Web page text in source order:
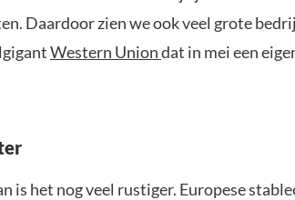
Daardoor zien we ook veel grote
Western Uniondat in mei een
is het nog veel rustiger. Europese